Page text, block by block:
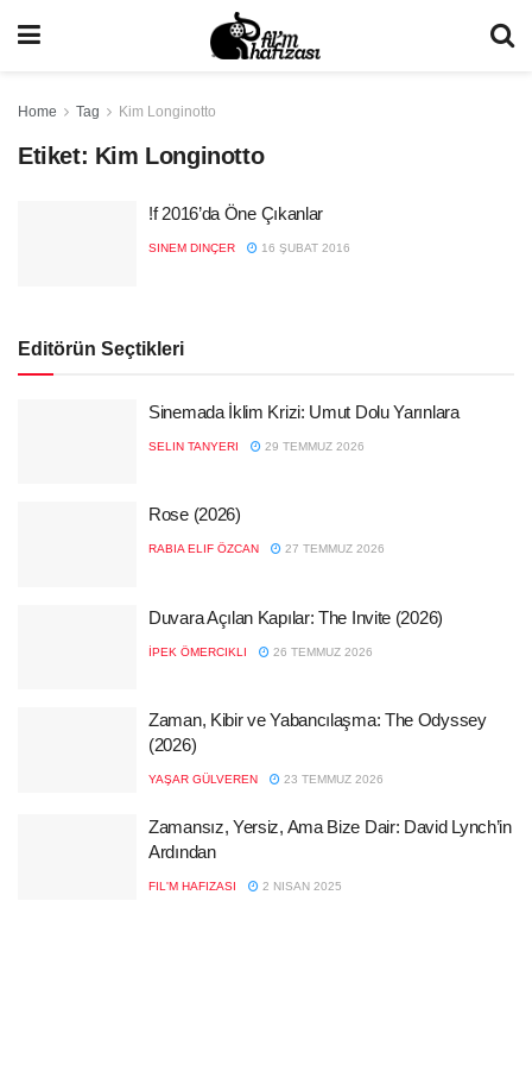
Home Tag Kim Longinotto
Etiket: Kim Longinotto
!f 2016’da Öne Çıkanlar
SINEM DINÇER 16 ŞUBAT 2016
Editörün Seçtikleri
Sinemada İklim Krizi: Umut Dolu Yarınlara
SELIN TANYERI 29 TEMMUZ 2026
Rose (2026)
RABIA ELIF ÖZCAN 27 TEMMUZ 2026
Duvara Açılan Kapılar: The Invite (2026)
İPEK ÖMERCIKLI 26 TEMMUZ 2026
Zaman, Kibir ve Yabancılaşma: The Odyssey
(2026)
YAŞAR GÜLVEREN 23 TEMMUZ 2026
Zamansız, Yersiz, Ama Bize Dair: David Lynch’in
Ardından
FIL'M HAFIZASI 2 NISAN 2025